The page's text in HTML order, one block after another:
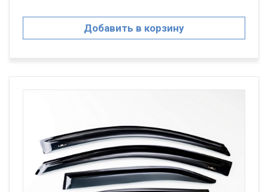
Добавить в корзину